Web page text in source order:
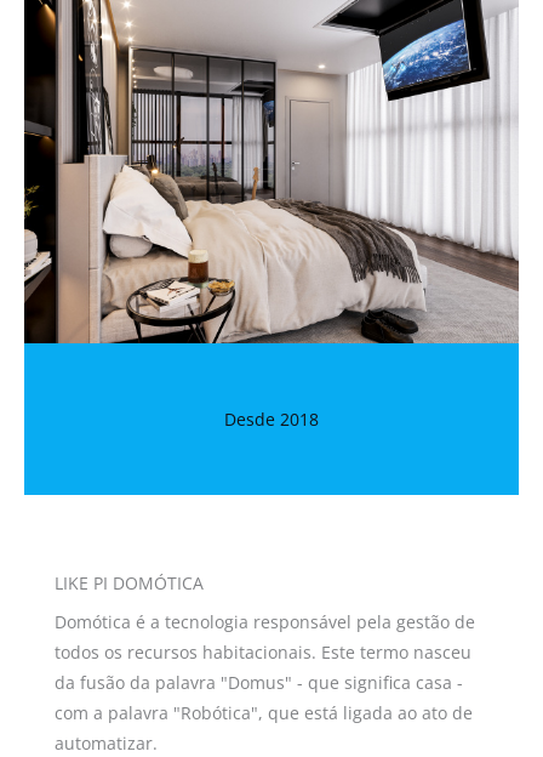
Desde 2018
LIKE PI DOMÓTICA
Domótica é a tecnologia responsável pela gestão de
todos os recursos habitacionais. Este termo nasceu
da fusão da palavra "Domus" - que significa casa -
com a palavra "Robótica", que está ligada ao ato de
automatizar.